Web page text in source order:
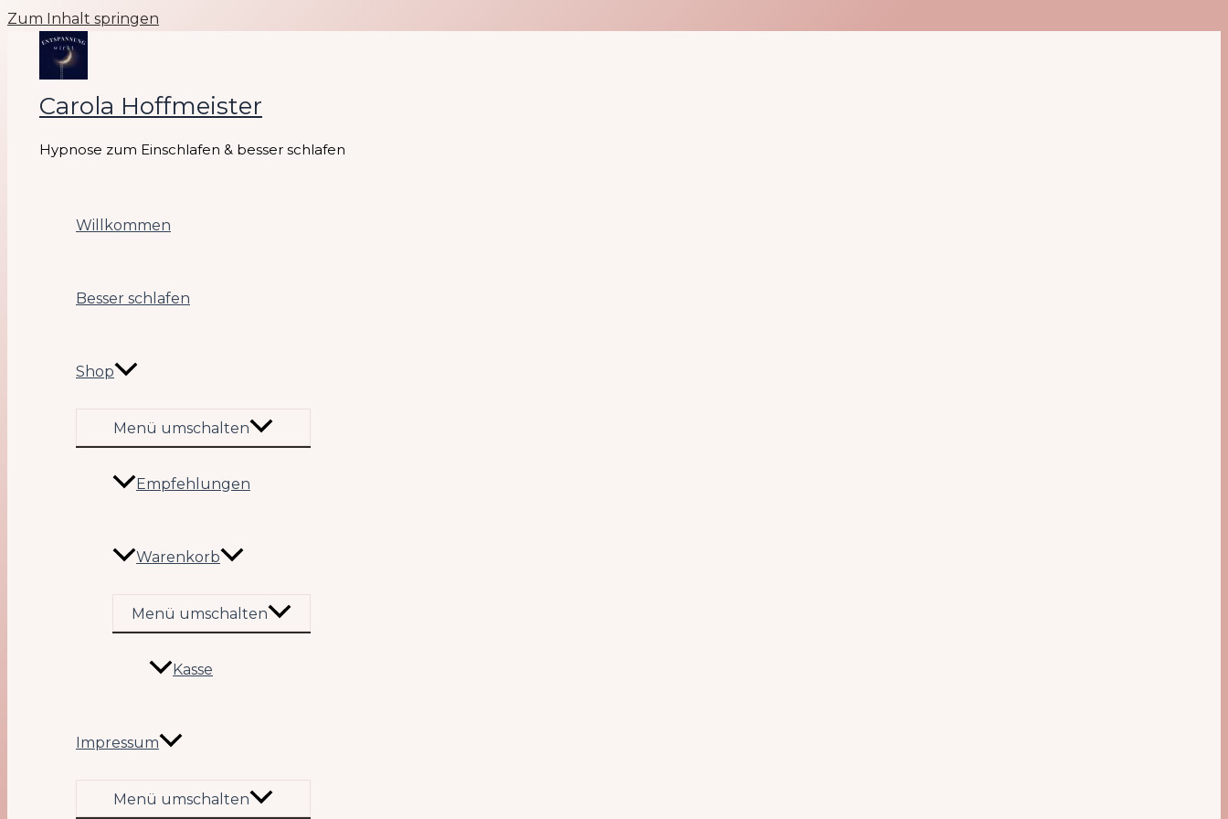
Zum Inhalt springen
Carola Hoffmeister
Hypnose zum Einschlafen & besser schlafen
Willkommen
Besser schlafen
Shop
Menü umschalten
Empfehlungen
Warenkorb
Menü umschalten
Kasse
Impressum
Menü umschalten